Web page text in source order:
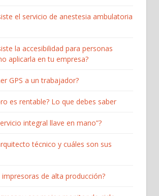
el servicio de anestesia ambulatoria
la accesibilidad para personas
aplicarla en tu empresa?
GPS a un trabajador?
es rentable? Lo que debes saber
integral llave en mano”?
técnico y cuáles son sus
impresoras de alta producción?